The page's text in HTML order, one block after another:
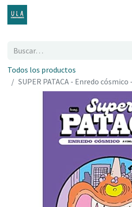
Todos los productos
SUPER PATACA - Enredo